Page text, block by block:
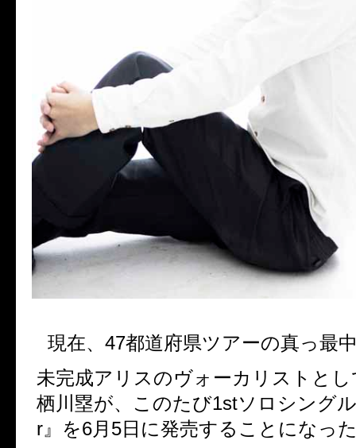
現在、 47都道府県ツアーの真っ最
未完成アリスのヴォーカリストと
栖川塁が、このたび1stソロシング
r 』を6月 5日に発売することになっ